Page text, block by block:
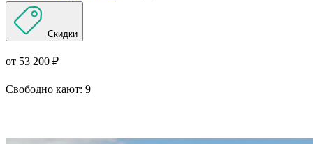
Скидки
от 53 200 ₽
Свободно кают: 9